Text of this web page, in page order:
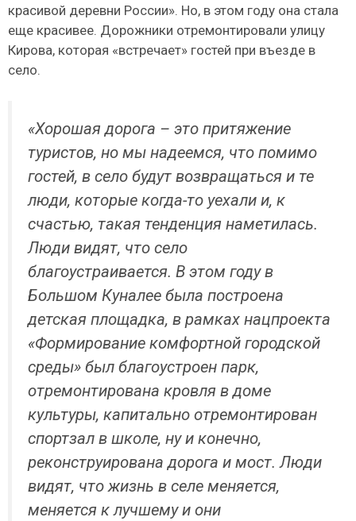
красивой деревни России». Но, в этом году она стала
еще красивее. Дорожники отремонтировали улицу
Кирова, которая «встречает» гостей при въезде в
село.
«Хорошая дорога – это притяжение
туристов, но мы надеемся, что помимо
гостей, в село будут возвращаться и те
люди, которые когда-то уехали и, к
счастью, такая тенденция наметилась.
Люди видят, что село
благоустраивается. В этом году в
Большом Куналее была построена
детская площадка, в рамках нацпроекта
«Формирование комфортной городской
среды» был благоустроен парк,
отремонтирована кровля в доме
культуры, капитально отремонтирован
спортзал в школе, ну и конечно,
реконструирована дорога и мост. Люди
видят, что жизнь в селе меняется,
меняется к лучшему и они